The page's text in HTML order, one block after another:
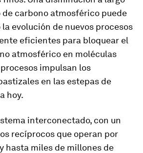
carbono atmosférico puede
evolución de nuevos procesos
eficientes para bloquear el
atmosférico en moléculas
impulsan los
en las estepas de
hoy.
interconectado, con un
recíprocos que operan por
hasta miles de millones de